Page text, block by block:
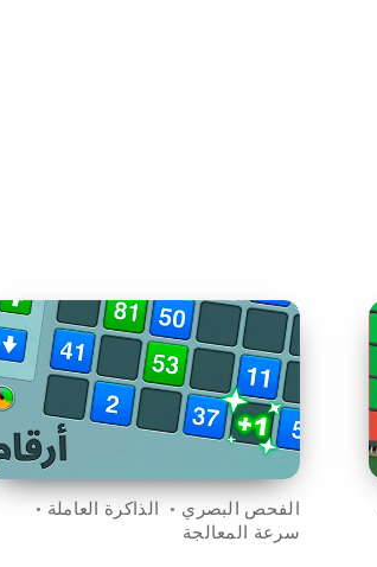
الفحص البصري
الذاكرة العاملة
سرعة المعالجة